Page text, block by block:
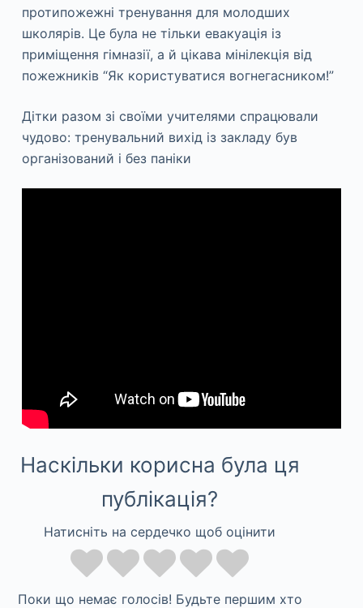
протипожежні тренування для молодших
школярів. Це була не тільки евакуація із
приміщення гімназії, а й цікава мінілекція від
пожежників “Як користуватися вогнегасником!”
Дітки разом зі своїми учителями спрацювали
чудово: тренувальний вихід із закладу був
організований і без паніки
Наскільки корисна була ця
публікація?
Натисніть на сердечко щоб оцінити
Поки що немає голосів! Будьте першим хто